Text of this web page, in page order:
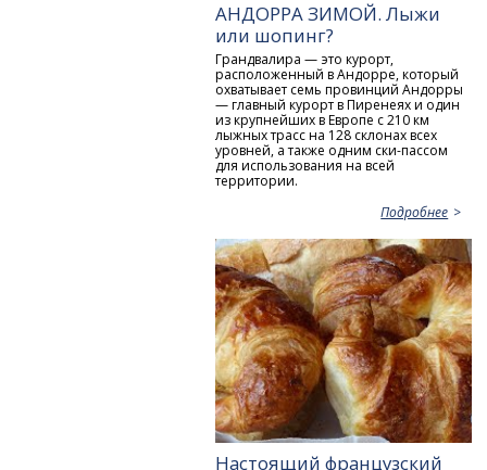
АНДОРРА ЗИМОЙ. Лыжи
или шопинг?
Грандвалира — это курорт,
расположенный в Андорре, который
охватывает семь провинций Андорры
— главный курорт в Пиренеях и один
из крупнейших в Европе с 210 км
лыжных трасс на 128 склонах всех
уровней, а также одним ски-пассом
для использования на всей
территории.
Подробнее
Настоящий французский